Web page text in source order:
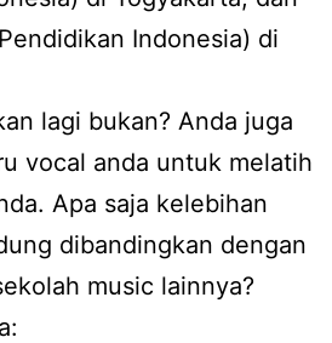
Indonesia) di
lagi bukan? Anda juga
vocal anda untuk melatih
Apa saja kelebihan
dibandingkan dengan
music lainnya?